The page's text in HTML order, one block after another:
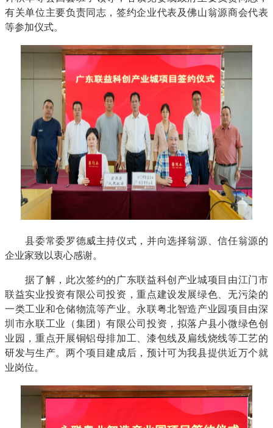
有关单位主要负责同志，签约企业代表及佛山翁源商会代表
等参加仪式。
县委常委罗德威主持仪式，并向选择翁源、信任翁源的
企业家致以衷心感谢。
据了解，此次签约的广东联益科创产业城项目由江门市
联益实业投资有限公司投资，重点建设发展绿色、无污染的
一类工业和仓储物流等产业。永联粤北智造产业园项目由深
圳市永联工业（集团）有限公司投资，拟落户县小微绿色创
业园，重点开展铜铝母排加工、漆包线及扁线烧线等工艺的
研发与生产。两个项目建成后，预计可为我县提供近万个就
业岗位。